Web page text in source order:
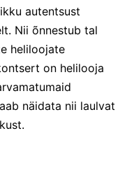
autentsust
Nii õnnestub tal
heliloojate
on helilooja
näidata nii laulvat